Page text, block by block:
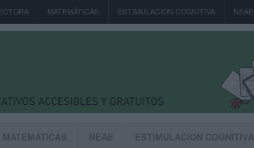
MATEMÁTICAS ESTIMULACION COGNITIVA NEAE
MATEMÁTICAS NEAE ESTIMULACION COGNITIVA